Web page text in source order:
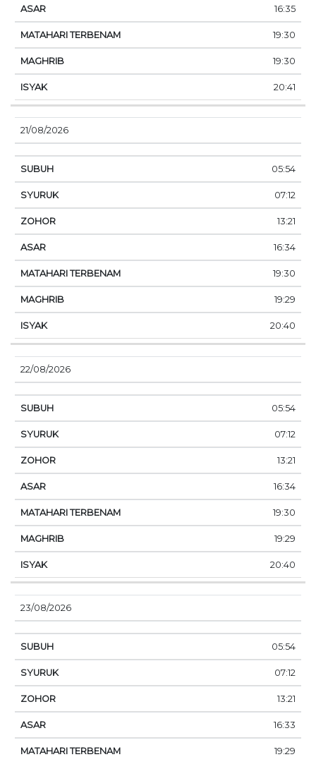
16:35
19:30
19:30
20:41
21/08/2026
05:54
07:12
13:21
16:34
19:30
19:29
20:40
22/08/2026
05:54
07:12
13:21
16:34
19:30
19:29
20:40
23/08/2026
05:54
07:12
13:21
16:33
19:29